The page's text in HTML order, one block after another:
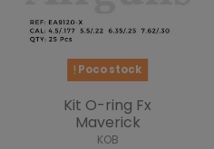
Poco stock
Kit O-ring Fx
Maverick
KOB